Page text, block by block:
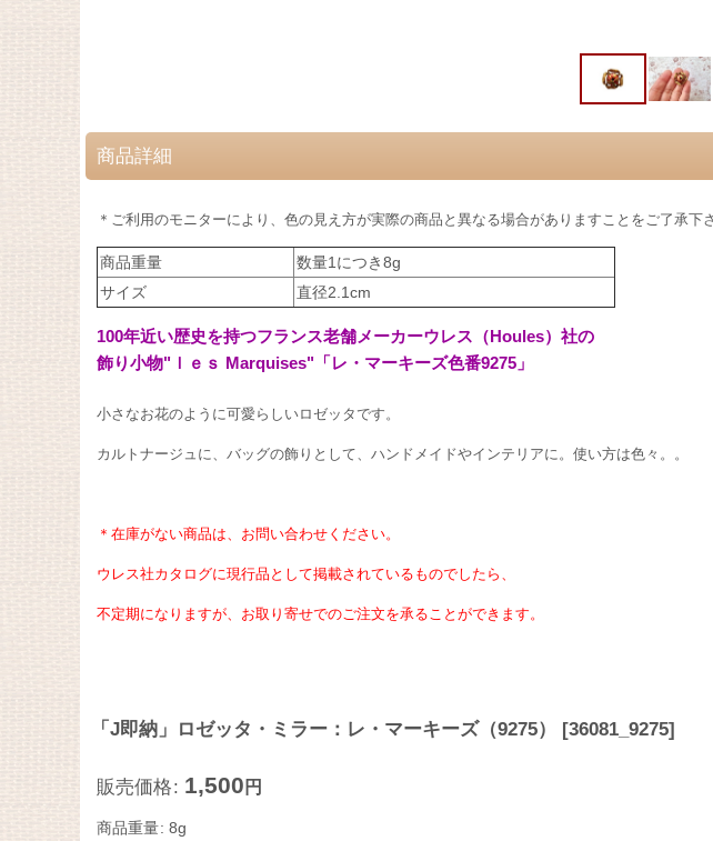
商品詳細
＊ご利用のモニターにより、色の見え方が実際の商品と異なる場合がありますことをご了承下さ
商品重量
数量1につき8g
サイズ
直径2.1cm
100年近い歴史を持つフランス老舗メーカーウレス（Houles）社の
飾り小物"ｌｅｓ Marquises"「レ・マーキーズ色番9275」
小さなお花のように可愛らしいロゼッタです。
カルトナージュに、バッグの飾りとして、ハンドメイドやインテリアに。使い方は色々。。
＊在庫がない商品は、お問い合わせください。
ウレス社カタログに現行品として掲載されているものでしたら、
不定期になりますが、 お取り寄せでのご注文を承ることができます。
「J即納」ロゼッタ・ミラー：レ・マーキーズ（9275） [36081_9275]
販売価格: 1,500 円
商品重量: 8g